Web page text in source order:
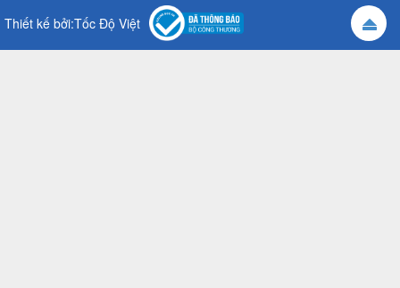
Thiết kế bởi:Tốc Độ Việt